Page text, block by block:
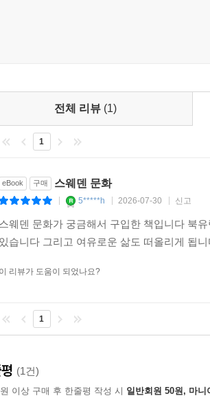
전체 리뷰 (1)
1
eBook 구매 스웨덴 문화
5*****h 2026-07-30 신고
스웨덴 문화가 궁금해서 구입한 책입니다 북
있습니다 그리고 여유로운 삶도 떠올리게 됩
이 리뷰가 도움이 되었나요?
1
(1건)
이상 구매 후 한줄평 작성 시 일반회원 50원, 마니